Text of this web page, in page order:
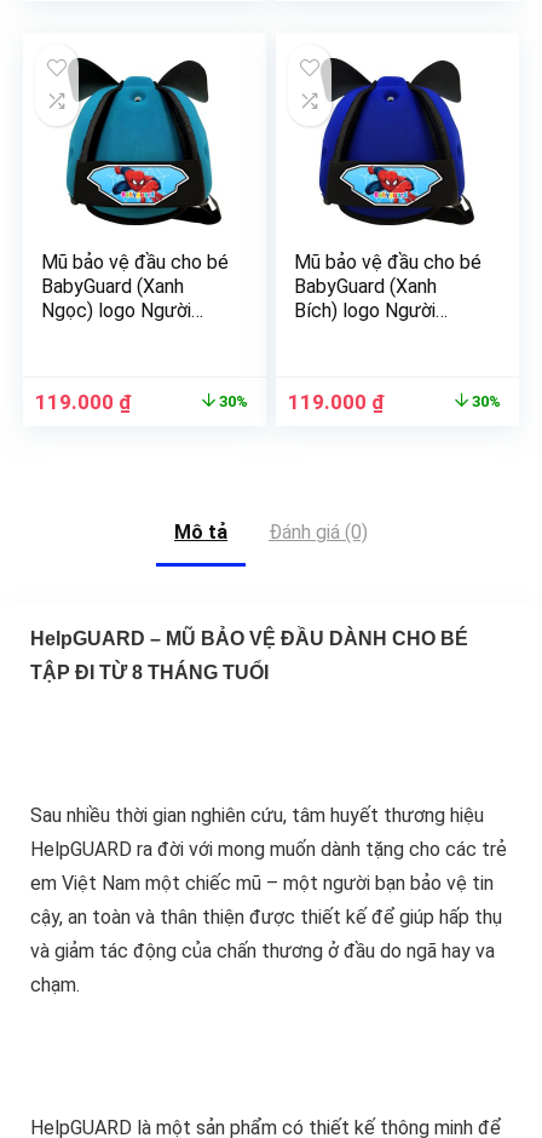
Mũ bảo vệ đầu cho bé
BabyGuard (Xanh
Ngọc) logo Người
119.000 ₫ 30%
Mũ bảo vệ đầu cho bé
BabyGuard (Xanh
Bích) logo Người
119.000 ₫ 30%
Mô tả Đánh giá (0)
HelpGUARD – MŨ BẢO VỆ ĐẦU DÀNH CHO BÉ
TẬP ĐI TỪ 8 THÁNG TUỔI
Sau nhiều thời gian nghiên cứu, tâm huyết thương hiệu
HelpGUARD ra đời với mong muốn dành tặng cho các trẻ
em Việt Nam một chiếc mũ – một người bạn bảo vệ tin
cậy, an toàn và thân thiện được thiết kế để giúp hấp thụ
và giảm tác động của chấn thương ở đầu do ngã hay va
chạm.
HelpGUARD là một sản phẩm có thiết kế thông minh để